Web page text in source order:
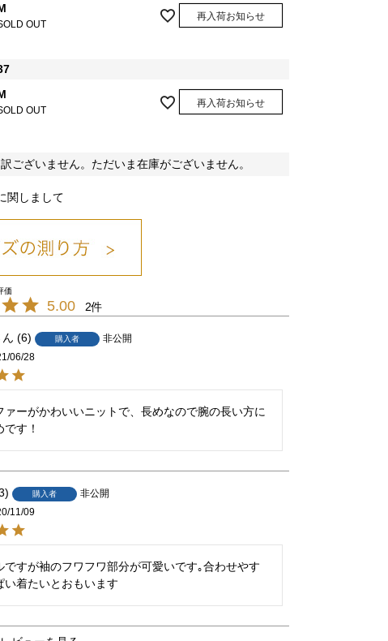
Dｸﾞﾚｰ/21
OUT
再入荷お知らせ
OUT
再入荷お知らせ
ございません。ただいま在庫がございません。
関しまして
5.00 2
6 購入者
非公開
06/28
ァーがかわいいニットで、長めなので腕の長い方に
す！
購入者
非公開
11/09
ですが袖のフワフワ部分が可愛いです｡合わせやす
い着たいとおもいます